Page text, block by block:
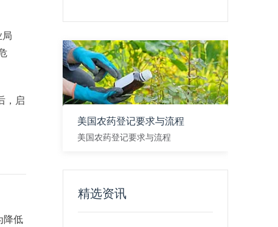
局
，启
降低
美国农药登记要求与流程
美国农药登记要求与流程
精选资讯